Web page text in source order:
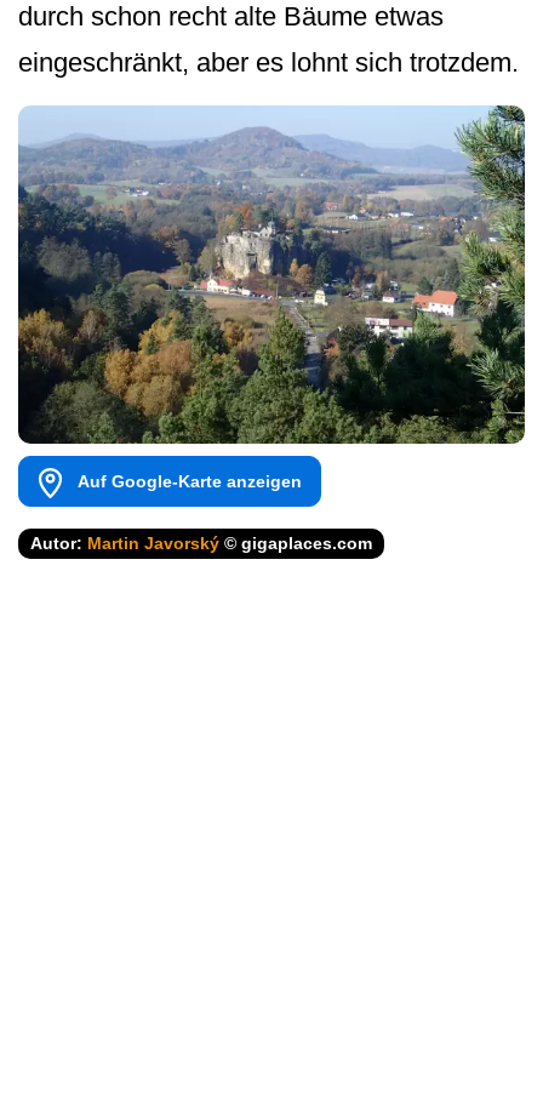
durch schon recht alte Bäume etwas
eingeschränkt, aber es lohnt sich trotzdem.
Auf Google-Karte anzeigen
Autor: Martin Javorský © gigaplaces.com